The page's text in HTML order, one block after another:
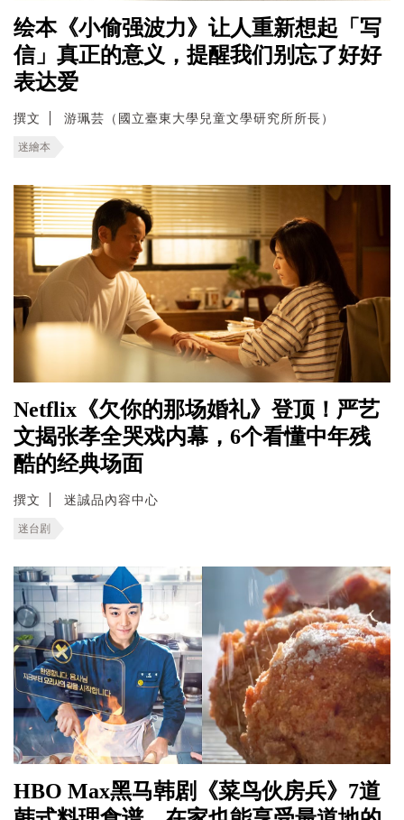
绘本《小偷强波力》让人重新想起「写
信」真正的意义，提醒我们别忘了好好
表达爱
撰文 游珮芸（國立臺東大學兒童文學研究所所長）
迷繪本
Netflix《欠你的那场婚礼》登顶！严艺
文揭张孝全哭戏内幕，6个看懂中年残
酷的经典场面
撰文 迷誠品內容中心
迷台剧
HBO Max黑马韩剧《菜鸟伙房兵》7道